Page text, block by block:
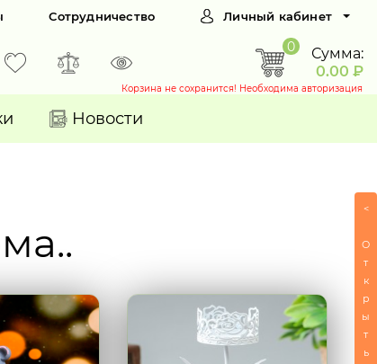
Сотрудничество Личный кабинет
0
Сумма:
0.00 ₽
Корзина не сохранится! Необходима авторизация
Новости
<
О
т
к
р
ы
т
ь